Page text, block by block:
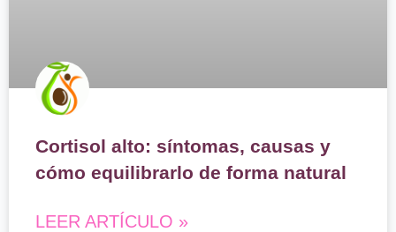
Cortisol alto: síntomas, causas y
cómo equilibrarlo de forma natural
LEER ARTÍCULO »